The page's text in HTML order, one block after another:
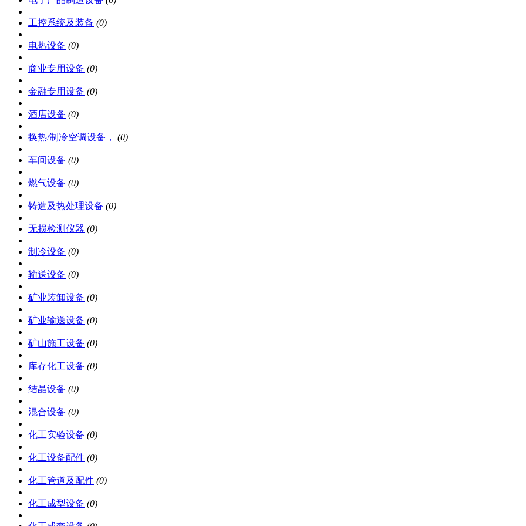
工控系统及装备 (0)
电热设备 (0)
商业专用设备 (0)
金融专用设备 (0)
酒店设备 (0)
换热/制冷空调设备， (0)
车间设备 (0)
燃气设备 (0)
铸造及热处理设备 (0)
无损检测仪器 (0)
制冷设备 (0)
输送设备 (0)
矿业装卸设备 (0)
矿业输送设备 (0)
矿山施工设备 (0)
库存化工设备 (0)
结晶设备 (0)
混合设备 (0)
化工实验设备 (0)
化工设备配件 (0)
化工管道及配件 (0)
化工成型设备 (0)